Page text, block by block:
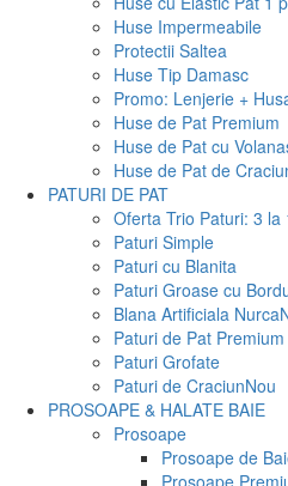
Huse Impermeabile
Protectii Saltea
Huse Tip Damasc
Promo: Lenjerie +
Huse de Pat Premium
Huse de Pat cu
Huse de Pat de
PATURI DE PAT
Oferta Trio Paturi: 3 la
Paturi Simple
Paturi cu Blanita
Paturi Groase cu
Blana Artificiala Nurca
Paturi de Pat Premium
Paturi Grofate
Paturi de CraciunNou
PROSOAPE & HALATE BAIE
Prosoape
Prosoape de
Prosoape